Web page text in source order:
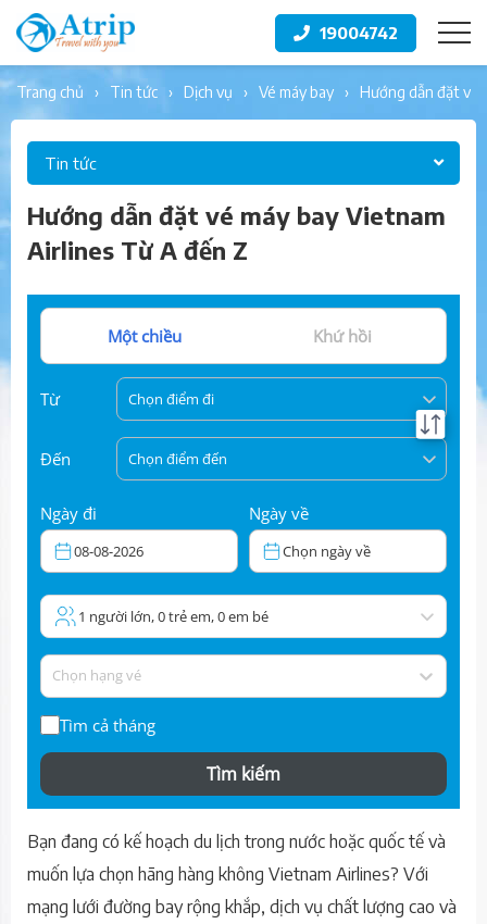
19004742
trang chủ tin tức dịch vụ vé máy bay hướng dẫn đặt
Tin tức
Hướng dẫn đặt vé máy bay Vietnam
Airlines Từ A đến Z
Một chiều Khứ hồi
Từ Chọn điểm đi
Đến Chọn điểm đến
Ngày đi
08-08-2026
Ngày về
Chọn ngày về
1 người lớn, 0 trẻ em, 0 em bé
Chọn hạng vé
Tìm cả tháng
Tìm kiếm
Bạn đang có kế hoạch du lịch trong nước hoặc quốc tế và
muốn lựa chọn hãng hàng không Vietnam Airlines? Với
mạng lưới đường bay rộng khắp, dịch vụ chất lượng cao và